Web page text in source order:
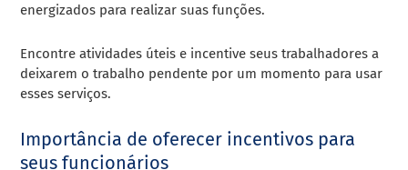
energizados para realizar suas funções.
Encontre atividades úteis e incentive seus trabalhadores a
deixarem o trabalho pendente por um momento para usar
esses serviços.
Importância de oferecer incentivos para
seus funcionários